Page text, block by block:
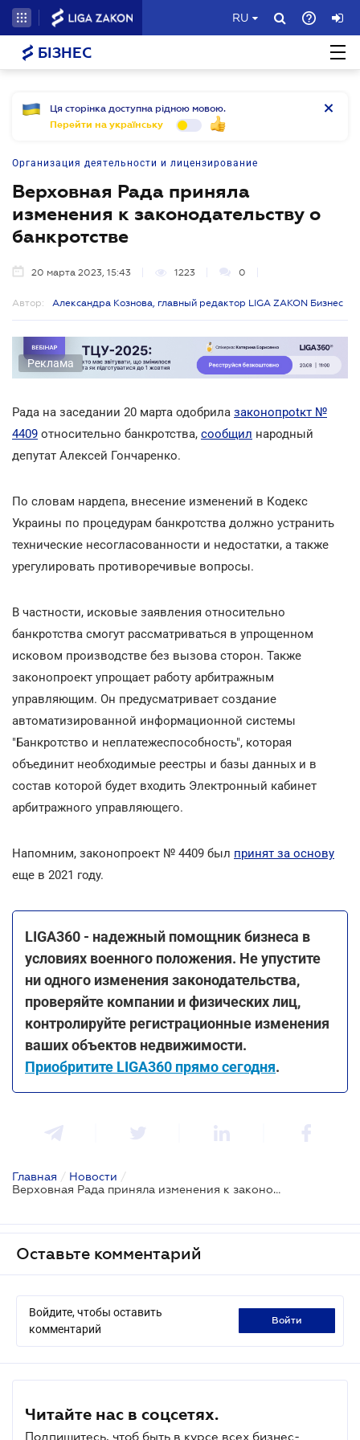
RU
БІЗНЕС
Ця сторінка доступна рідною мовою.
Перейти на українську
Организация деятельности и лицензирование
Верховная Рада приняла
изменения к законодательству о
банкротстве
20 марта 2023, 15:43 1223 0
Автор: Александра Кознова, главный редактор LIGA ZAKON Бизнес
Реклама
Рада на заседании 20 марта одобрила законопроtкт №
4409 относительно банкротства, сообщил народный
депутат Алексей Гончаренко.
По словам нардепа, внесение изменений в Кодекс
Украины по процедурам банкротства должно устранить
технические несогласованности и недостатки, а также
урегулировать противоречивые вопросы.
В частности, исковые заявления относительно
банкротства смогут рассматриваться в упрощенном
исковом производстве без вызова сторон. Также
законопроект упрощает работу арбитражным
управляющим. Он предусматривает создание
автоматизированной информационной системы
"Банкротство и неплатежеспособность", которая
объединит необходимые реестры и базы данных и в
состав которой будет входить Электронный кабинет
арбитражного управляющего.
Напомним, законопроект № 4409 был принят за основу
еще в 2021 году.
LIGA360 - надежный помощник бизнеса в
условиях военного положения. Не упустите
ни одного изменения законодательства,
проверяйте компании и физических лиц,
контролируйте регистрационные изменения
ваших объектов недвижимости.
Приобритите LIGA360 прямо сегодня.
Главная / Новости /
Верховная Рада приняла изменения к законодательству о банкротстве
Оставьте комментарий
Войдите, чтобы оставить
комментарий
войти
Читайте нас в соцсетях.
Подпишитесь, чтоб быть в курсе всех бизнес-